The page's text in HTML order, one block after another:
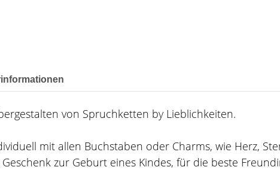
von Spruchketten by Lieblichkeiten.
mit allen Buchstaben oder Charms, wie Herz,
zur Geburt eines Kindes, für die beste